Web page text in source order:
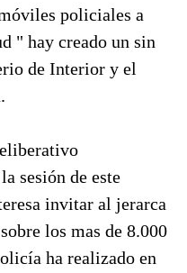
policiales a
" hay creado un sin
de Interior y el
sesión de este
invitar al jerarca
los mas de 8.000
ha realizado en